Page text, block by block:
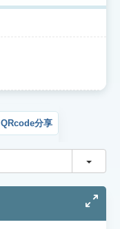
QRcode分享
切換